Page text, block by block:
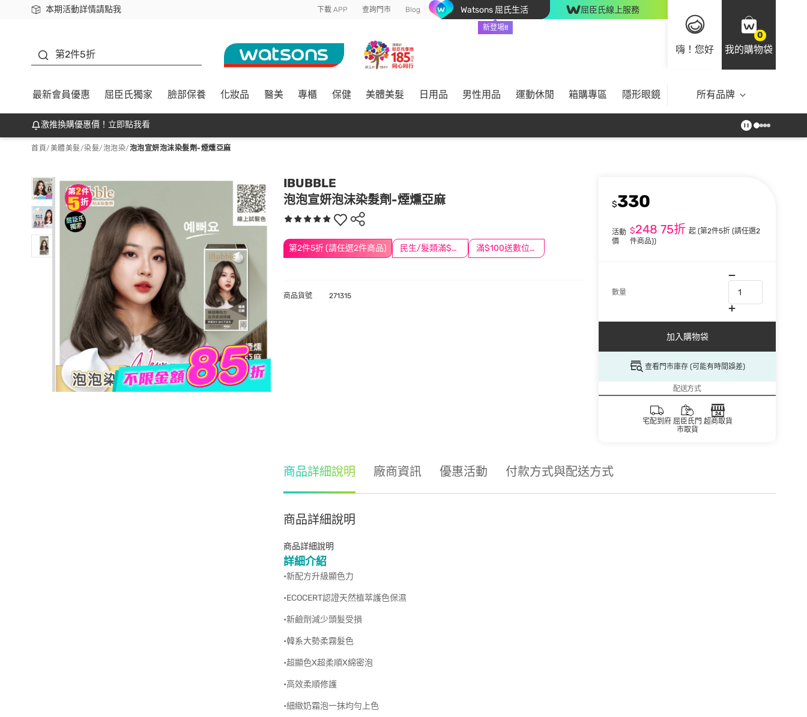
本期活動詳情請點我
下載app最高回饋$350 下載 APP 查詢門市 Blog Watsons 屈氏生活
新登場!!
屈臣氏線上服務
嗨！您好
0
我的購物袋
第2件5折
最新會員優惠 屈臣氏獨家 臉部保養 化妝品 醫美 專櫃 保健 美體美髮 日用品 男性用品 運動休閒 箱購專區 隱形眼鏡 所有品牌
激推換購優惠價！立即點我看
首頁/美體美髮/染髮/泡泡染/泡泡宣妍泡沫染髮劑-煙燻亞麻
IBUBBLE
泡泡宣妍泡沫染髮劑-煙燻亞麻
第2件5折 (請任選2件商品) 民生/髮類滿$388送舒潔冰巾 滿$100送數位印花
$330
活動
價
$248 75折起(第2件5折 (請任選2
件商品))
數量
加入購物袋
查看門市庫存 (可能有時間誤差)
配送方式
宅配到府 屈臣氏門
市取貨
超商取貨
商品貨號 271315
商品詳細說明 廠商資訊 優惠活動 付款方式與配送方式
商品詳細說明
商品詳細說明
詳細介紹
•新配方升級顯色力
•ECOCERT認證天然植萃護色保濕
•新鹼劑減少頭髮受損
•韓系大勢柔霧髮色
•超顯色X超柔順X綿密泡
•高效柔順修護
•細緻奶霜泡一抹均勻上色